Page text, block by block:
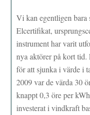
Vi kan egentligen bara
Elcertifikat,
instrument har varit
nya aktörer på kort
för att sjunka i värde i
2009 var de värda 30
knappt 0,3 öre per
investerat i vindkraft